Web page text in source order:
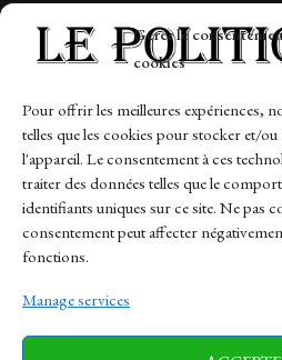
Gérer le
cookies
Pour offrir les meilleures expériences,
telles que les cookies pour stocker et/
l'appareil. Le consentement à ces
traiter des données telles que le
identifiants uniques sur ce site. Ne pas
consentement peut affecter
fonctions.
Manage services
Links
Contact
Sitemap
News Finance-